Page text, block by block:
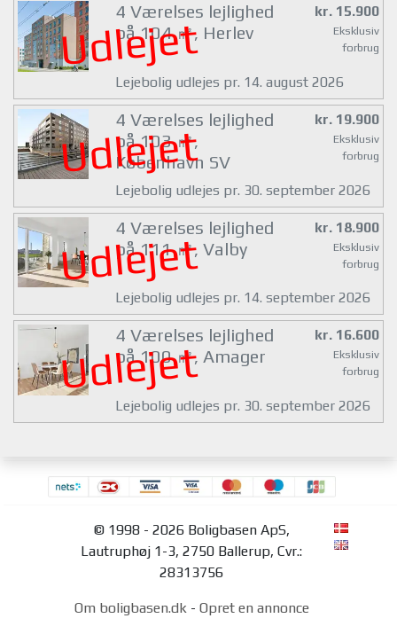
Udlejet
4 Værelses lejlighed
på 104 ㎡, Herlev
kr. 15.900
Eksklusiv
forbrug
Lejebolig udlejes pr. 14. august 2026
Udlejet
4 Værelses lejlighed
på 103 ㎡,
København SV
kr. 19.900
Eksklusiv
forbrug
Lejebolig udlejes pr. 30. september 2026
Udlejet
4 Værelses lejlighed
på 111 ㎡, Valby
kr. 18.900
Eksklusiv
forbrug
Lejebolig udlejes pr. 14. september 2026
Udlejet
4 Værelses lejlighed
på 100 ㎡, Amager
kr. 16.600
Eksklusiv
forbrug
Lejebolig udlejes pr. 30. september 2026
© 1998 - 2026 Boligbasen ApS,
Lautruphøj 1-3, 2750 Ballerup, Cvr.:
28313756
Om boligbasen.dk - Opret en annonce